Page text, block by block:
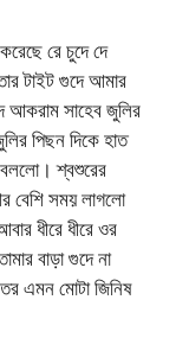
রে চুদে দে
টাইট গুদে আমার
আকরাম সাহেব জুলির
পিছন দিকে হাত
বললো। শ্বশুরের
বেশি সময় লাগলো
ধীরে ধীরে ওর
বাড়া গুদে না
এমন মোটা জিনিষ